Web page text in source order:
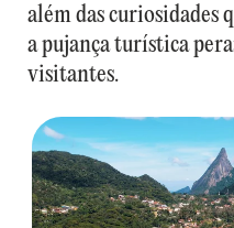
além das curiosidades
a pujança turística
visitantes.